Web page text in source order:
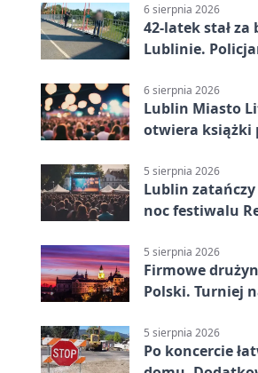
6 sierpnia 2026
42-latek stał
Lublinie.
6 sierpnia 2026
Lublin Miasto
otwiera książki
5 sierpnia 2026
Lublin
noc festiwalu
5 sierpnia 2026
Firmowe
Polski. Turniej
5 sierpnia 2026
Po koncercie